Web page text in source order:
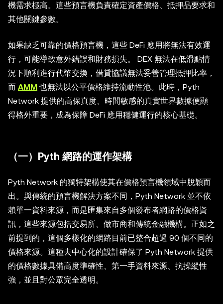
機需求極高。這些預言機負責確定資產價格、抵押品要求和
其他關鍵參數。
如果缺乏可靠的價格預言機，這些 DeFi 應用將無法有效運
行，可能導致意外錯誤和財務損失。 DEX 無法在低滑點情
況下順利進行代幣交換，借貸協議無法妥善管理抵押比率，
而 AMM 也無法以公平價格維持流動性池。此時，Pyth
Network 提供的高保真度、時間敏感的真實世界數據便顯
得格外重要，成為保障 DeFi 應用穩健運行的核心基礎。
（一）Pyth 網路的運作架構
Pyth Network 的獨特架構使其在價格預言機領域中脫穎而
出。與傳統的預言機解決方案不同，Pyth Network 並不依
賴單一資料來源，而是匯集來自多個發布者網路的價格資
訊，這些來源包括交易所、做市商和傳統金融機構。正如之
前提到的，這個多樣化的網路目前已整合超過 90 個不同的
價格來源。這種去中心化的設計確保了 Pyth Network 提供
的價格數據具備高度準確性、第一手資料來源、抗操縱性
強，並且對公眾完全透明。